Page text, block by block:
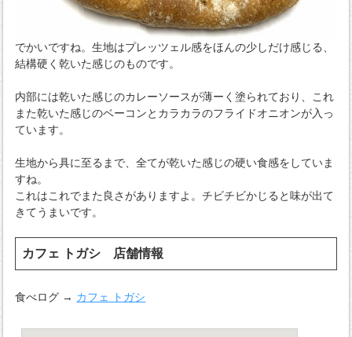
でかいですね。生地はプレッツェル感をほんの少しだけ感じる、
結構硬く乾いた感じのものです。
内部には乾いた感じのカレーソースが薄ーく塗られており、これ
また乾いた感じのベーコンとカラカラのフライドオニオンが入っ
ています。
生地から具に至るまで、全てが乾いた感じの硬い食感をしていま
すね。
これはこれでまた良さがありますよ。チビチビかじると味が出て
きてうまいです。
カフェ トガシ 店舗情報
食べログ → カフェ トガシ